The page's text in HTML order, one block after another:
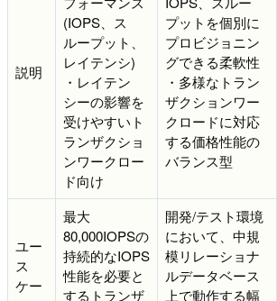
説明
(IOPS、ス
ループット、
レイテンシ)
・レイテン
シーの影響を
受けやすいト
ランザクショ
ンワークロー
ド向け
プットを個別に
プロビジョニン
グできる柔軟性
・多様なトラン
ザクションワー
クロードに対応
する価格性能の
バランス型
ユー
ス
ケー
最大
80,000IOPSの
持続的なIOPS
性能を必要と
するトランザ
開発/テスト環境
において、中規
模リレーショナ
ルデータベース
上で動作する幅